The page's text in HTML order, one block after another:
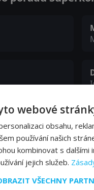
webové
obsahu,
používání našich
kombinovat s
jejich služeb.
VŠECHNY